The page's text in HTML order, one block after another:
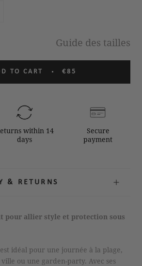
Guide des tailles
TO CART €85
within 14
days
Secure
payment
& RETURNS
pour allier style et protection sous
idéal pour une journée à la plage,
ou une garden-party. Avec ses